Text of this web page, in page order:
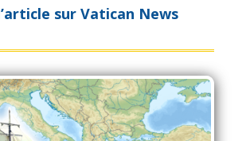
sur Vatican News